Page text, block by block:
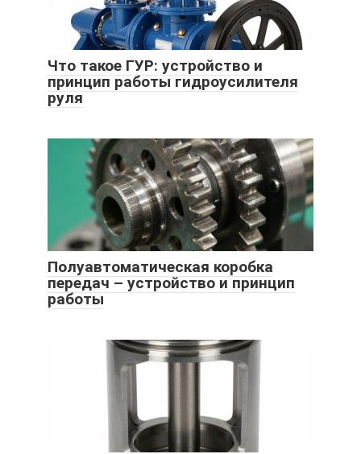
Что такое ГУР: устройство и
принцип работы гидроусилителя
руля
Полуавтоматическая коробка
передач – устройство и принцип
работы